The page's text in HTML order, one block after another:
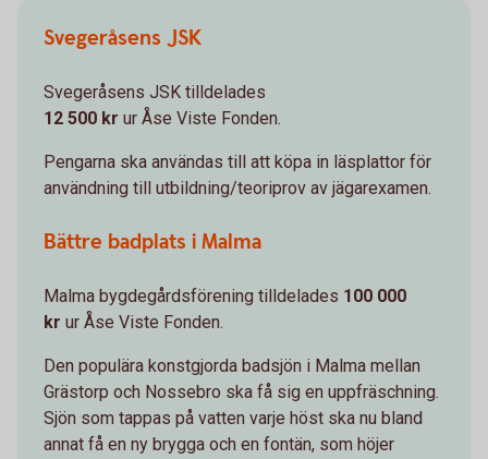
Svegeråsens JSK
Svegeråsens JSK tilldelades
12 500 kr ur Åse Viste Fonden.
Pengarna ska användas till att köpa in läsplattor för
användning till utbildning/teoriprov av jägarexamen.
Bättre badplats i Malma
Malma bygdegårdsförening tilldelades 100 000
kr ur Åse Viste Fonden.
Den populära konstgjorda badsjön i Malma mellan
Grästorp och Nossebro ska få sig en uppfräschning.
Sjön som tappas på vatten varje höst ska nu bland
annat få en ny brygga och en fontän, som höjer